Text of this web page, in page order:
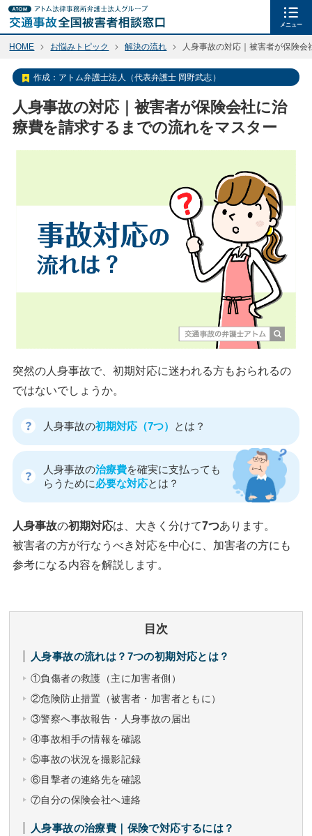
メニュー
HOME お悩みトピック 解決の流れ 人身事故の対応｜被害者が保険
作成：アトム弁護士法人（代表弁護士 岡野武志）
人身事故の対応｜被害者が保険会社に治
療費を請求するまでの流れをマスター
突然の人身事故で、初期対応に迷われる方もおられるの
ではないでしょうか。
人身事故の初期対応（7つ） とは？
人身事故の治療費を確実に支払っても
らうために必要な対応とは？
人身事故の初期対応は、大きく分けて7つあります。
被害者の方が行なうべき対応を中心に、加害者の方にも
参考になる内容を解説します。
目次
人身事故の流れは？7つの初期対応とは？
①負傷者の救護（主に加害者側）
②危険防止措置（被害者・加害者ともに）
③警察へ事故報告・人身事故の届出
④事故相手の情報を確認
⑤事故の状況を撮影記録
⑥目撃者の連絡先を確認
⑦自分の保険会社へ連絡
人身事故の治療費｜保険で対応するには？